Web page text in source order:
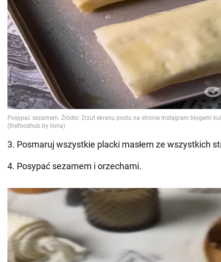
3. Posmaruj wszystkie placki masłem ze wszystkich
4. Posypać sezamem i orzechami.